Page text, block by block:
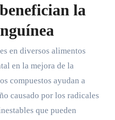
la
en diversos alimentos
en la mejora de la
compuestos ayudan a
causado por los radicales
que pueden